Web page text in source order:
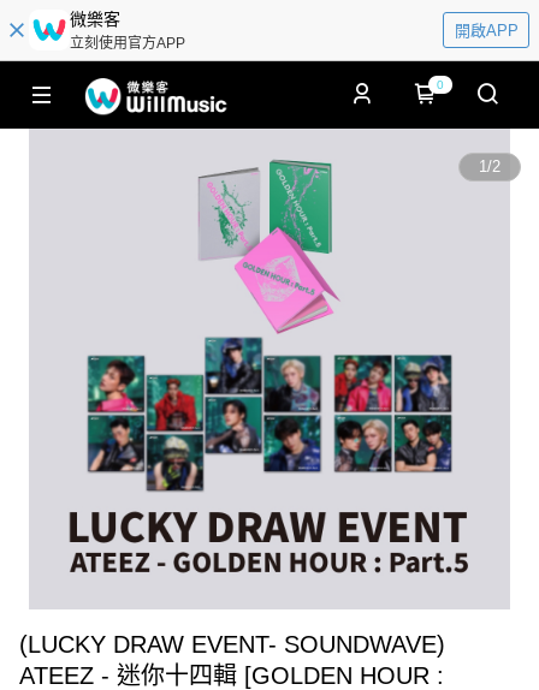
微樂客
立刻使用官方APP
開啟APP
0
1/2
(LUCKY DRAW EVENT- SOUNDWAVE)
ATEEZ - 迷你十四輯 [GOLDEN HOUR :